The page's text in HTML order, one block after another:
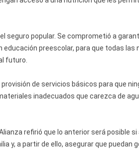
seguro popular. Se comprometió a
preescolar, para que todas las
futuro.
de servicios básicos para que
inadecuados que carezca de
refirió que lo anterior será posible si
y, a partir de ello, asegurar que puedan